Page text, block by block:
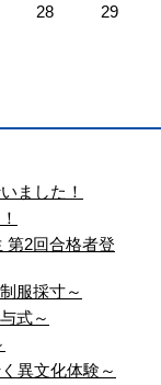
28
29
ました！
第2回合格者登
服採寸～
式～
異文化体験～